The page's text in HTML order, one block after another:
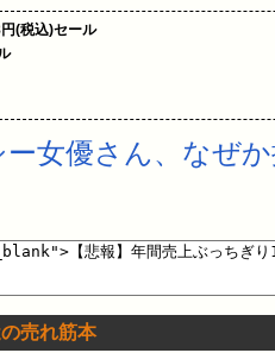
(税込)セール
女優さん、なぜ
売れ筋本